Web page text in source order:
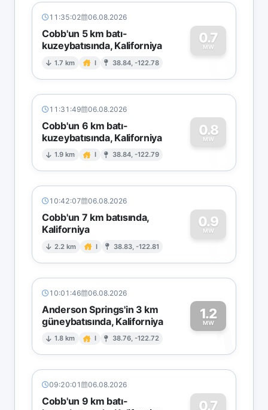
11:35:02 06.08.2026
Cobb'un 5 km batı-
kuzeybatısında, Kaliforniya
1.7 km I 38.84, -122.78
0.7
MW
0
11:31:49 06.08.2026
Cobb'un 6 km batı-
kuzeybatısında, Kaliforniya
1.9 km I 38.84, -122.79
0.8
MW
0
10:42:07 06.08.2026
Cobb'un 7 km batısında,
Kaliforniya
2.2 km I 38.83, -122.81
0.9
MW
0
10:01:46 06.08.2026
Anderson Springs'in 3 km
güneybatısında, Kaliforniya
1.8 km I 38.76, -122.72
1.2
MW1
09:20:01 06.08.2026
Cobb'un 9 km batı-
0.7